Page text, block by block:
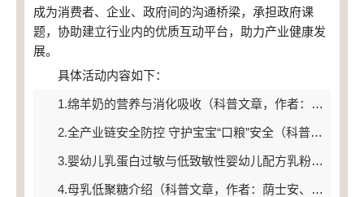
成为消费者、企业、政府间的沟通桥梁，承担政府课
题，协助建立行业内的优质互动平台，助力产业健康发
展。
具体活动内容如下：
1.绵羊奶的营养与消化吸收（科普文章，作者：刘洋、何湘丽 ）
2.全产业链安全防控 守护宝宝“口粮”安全（科普文章，作者：陈历俊、刘继超、乔为仓）
3.婴幼儿乳蛋白过敏与低致敏性婴幼儿配方乳粉（科普文章，作者：毛学英）
4.母乳低聚糖介绍（科普文章，作者：荫士安、刘彪）